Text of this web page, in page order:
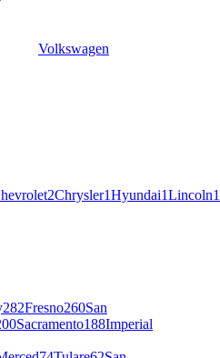
Volkswagen
2Chrysler1Hyundai1Lincoln1
282Fresno260San
Sacramento188Imperial